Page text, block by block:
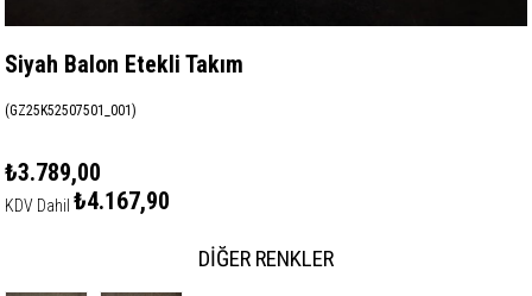
Siyah Balon Etekli Takım
(GZ25K52507501_001)
₺3.789,00
KDV Dahil ₺4.167,90
DIĞER RENKLER